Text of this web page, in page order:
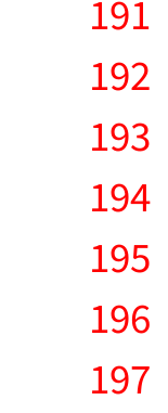
191
192
193
194
195
196
197